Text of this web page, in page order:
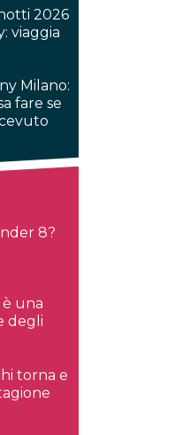
2026
viaggia
Milano:
fare se
8?
una
degli
torna e